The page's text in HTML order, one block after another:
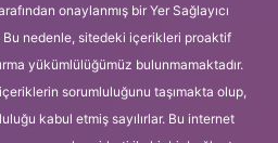
onaylanmış bir Yer Sağlayıcı
nedenle, sitedeki içerikleri proaktif
yükümlülüğümüz bulunmamaktadır.
sorumluluğunu taşımakta olup,
kabul etmiş sayılırlar. Bu internet